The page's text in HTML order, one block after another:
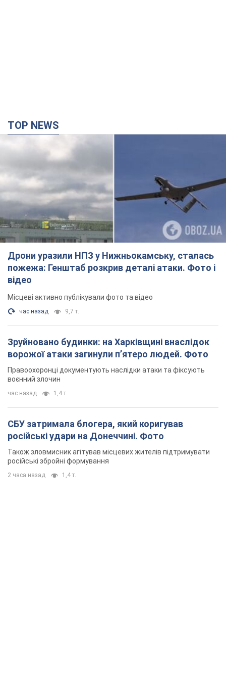
TOP NEWS
Дрони уразили НПЗ у Нижньокамську, сталась
пожежа: Генштаб розкрив деталі атаки. Фото і
відео
Місцеві активно публікували фото та відео
час назад 9,7 т.
Зруйновано будинки: на Харківщині внаслідок
ворожої атаки загинули п’ятеро людей. Фото
Правоохоронці документують наслідки атаки та фіксують
воєнний злочин
час назад 1,4 т.
СБУ затримала блогера, який коригував
російські удари на Донеччині. Фото
Також зловмисник агітував місцевих жителів підтримувати
російські збройні формування
2 часа назад 1,4 т.